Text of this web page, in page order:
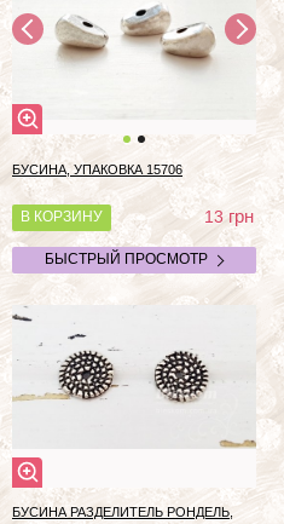
БУСИНА, УПАКОВКА 15706
В КОРЗИНУ 13грн
БЫСТРЫЙ ПРОСМОТР
БУСИНА РАЗДЕЛИТЕЛЬ РОНДЕЛЬ,